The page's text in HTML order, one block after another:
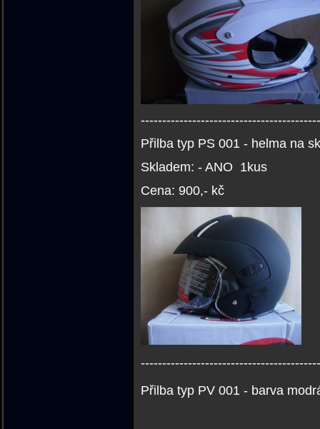
Přilba typ PS 001 - helma na
Skladem: - ANO 1kus
Cena: 900,- kč
Přilba typ PV 001 - barva